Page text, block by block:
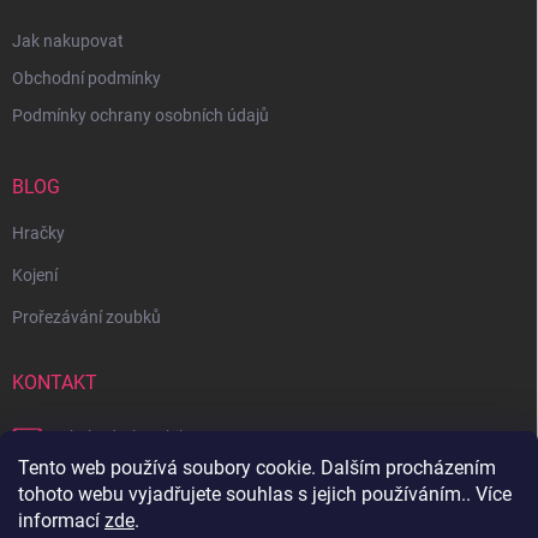
Tento web používá soubory cookie. Dalším procházením
tohoto webu vyjadřujete souhlas s jejich používáním.. Více
informací zde.
Jak nakupovat
Obchodní podmínky
Podmínky ochrany osobních údajů
BLOG
Hračky
Kojení
Prořezávání zoubků
KONTAKT
obchod bambilon.cz
+420 728 355 665
Sledujte nás na Facebooku